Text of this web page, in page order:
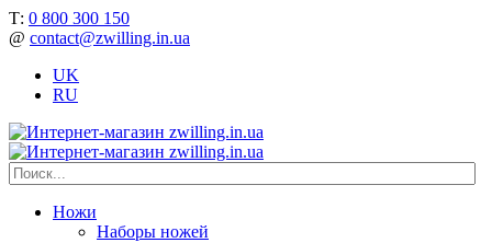
Т: 0 800 300 150
@ contact@zwilling.in.ua
UK
RU
Ножи
Наборы ножей